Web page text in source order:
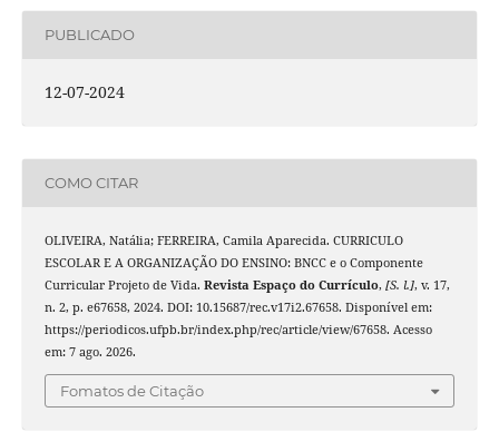
PUBLICADO
12-07-2024
COMO CITAR
OLIVEIRA, Natália; FERREIRA, Camila Aparecida. CURRICULO
ESCOLAR E A ORGANIZAÇÃO DO ENSINO: BNCC e o Componente
Curricular Projeto de Vida. Revista Espaço do Currículo, [S. l.], v. 17,
n. 2, p. e67658, 2024. DOI: 10.15687/rec.v17i2.67658. Disponível em:
https://periodicos.ufpb.br/index.php/rec/article/view/67658. Acesso
em: 7 ago. 2026.
Fomatos de Citação